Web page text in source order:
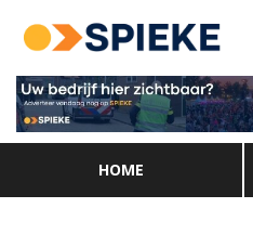
HOME